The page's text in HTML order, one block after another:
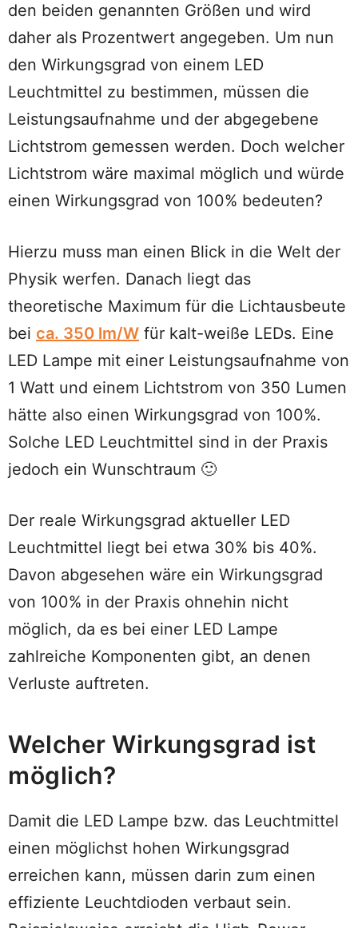
den beiden genannten Größen und wird
daher als Prozentwert angegeben. Um nun
den Wirkungsgrad von einem LED
Leuchtmittel zu bestimmen, müssen die
Leistungsaufnahme und der abgegebene
Lichtstrom gemessen werden. Doch welcher
Lichtstrom wäre maximal möglich und würde
einen Wirkungsgrad von 100% bedeuten?
Hierzu muss man einen Blick in die Welt der
Physik werfen. Danach liegt das
theoretische Maximum für die Lichtausbeute
bei ca. 350 lm/W für kalt-weiße LEDs. Eine
LED Lampe mit einer Leistungsaufnahme von
1 Watt und einem Lichtstrom von 350 Lumen
hätte also einen Wirkungsgrad von 100%.
Solche LED Leuchtmittel sind in der Praxis
jedoch ein Wunschtraum 🙂
Der reale Wirkungsgrad aktueller LED
Leuchtmittel liegt bei etwa 30% bis 40%.
Davon abgesehen wäre ein Wirkungsgrad
von 100% in der Praxis ohnehin nicht
möglich, da es bei einer LED Lampe
zahlreiche Komponenten gibt, an denen
Verluste auftreten.
Welcher Wirkungsgrad ist
möglich?
Damit die LED Lampe bzw. das Leuchtmittel
einen möglichst hohen Wirkungsgrad
erreichen kann, müssen darin zum einen
effiziente Leuchtdioden verbaut sein.